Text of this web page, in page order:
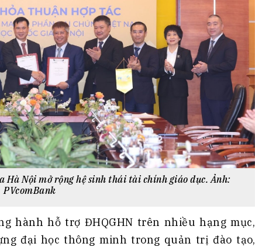
SẢN
Hà Nội mở rộng hệ sinh thái tài chính giáo dục. Ảnh:
PVcomBank
hành hỗ trợ ĐHQGHN trên nhiều hạng mục,
đại học thông minh trong quản trị đào tạo,